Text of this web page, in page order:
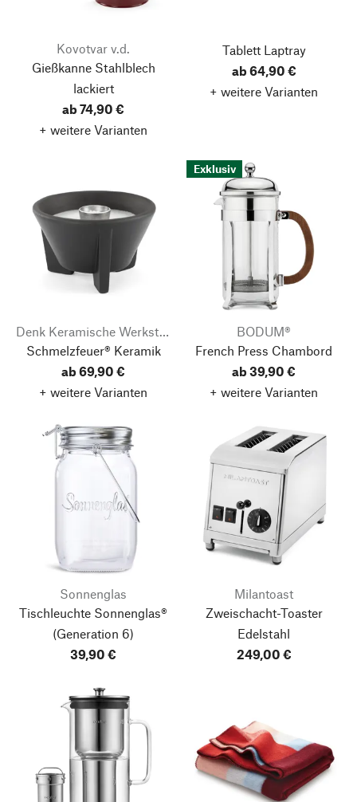
Kovotvar v.d.
Gießkanne Stahlblech
lackiert
ab 74,90 €
+ weitere Varianten
Tablett Laptray
ab 64,90 €
+ weitere Varianten
Denk Keramische Werkstätten
Schmelzfeuer® Keramik
ab 69,90 €
+ weitere Varianten
Exklusiv
BODUM®
French Press Chambord
ab 39,90 €
+ weitere Varianten
Sonnenglas
Tischleuchte Sonnenglas®
(Generation 6)
39,90 €
Milantoast
Zweischacht-Toaster
Edelstahl
249,00 €